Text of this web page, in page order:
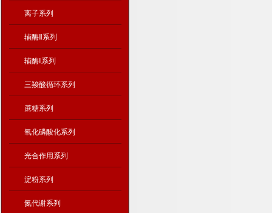
离子系列
辅酶Ⅱ系列
辅酶Ⅰ系列
三羧酸循环系列
蔗糖系列
氧化磷酸化系列
光合作用系列
淀粉系列
氮代谢系列